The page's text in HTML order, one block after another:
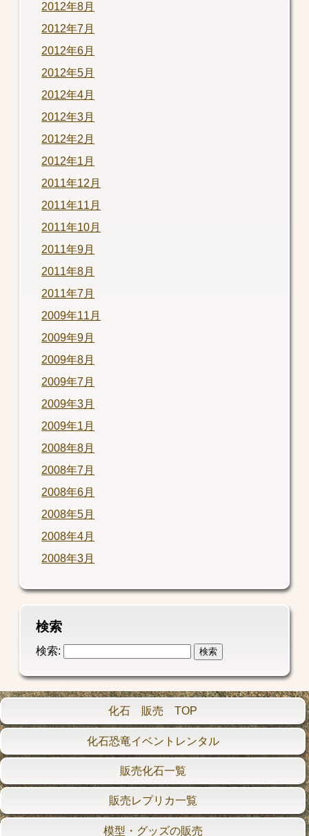
2012年8月
2012年7月
2012年6月
2012年5月
2012年4月
2012年3月
2012年2月
2012年1月
2011年12月
2011年11月
2011年10月
2011年9月
2011年8月
2011年7月
2009年11月
2009年9月
2009年8月
2009年7月
2009年3月
2009年1月
2008年8月
2008年7月
2008年6月
2008年5月
2008年4月
2008年3月
検索
検索:
化石 販売 TOP
化石恐竜イベントレンタル
販売化石一覧
販売レプリカ一覧
模型・グッズの販売